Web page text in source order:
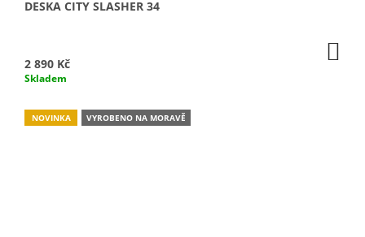
DESKA CITY SLASHER 34
2 890 Kč
Skladem
NOVINKA VYROBENO NA MORAVĚ